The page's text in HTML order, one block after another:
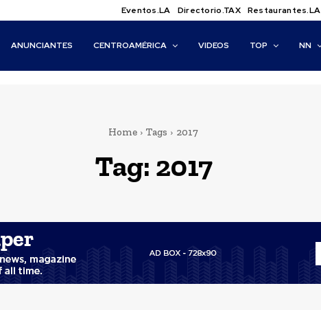
Eventos.LA Directorio.TAX Restaurantes.LA
ANUNCIANTES CENTROAMÉRICA VIDEOS TOP NN
Home Tags 2017
Tag: 2017